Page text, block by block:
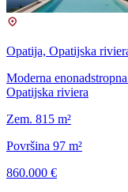
Opatija, Opatijska
Moderna
Opatijska riviera
Zem. 815 m²
Površina 97 m²
860.000 €